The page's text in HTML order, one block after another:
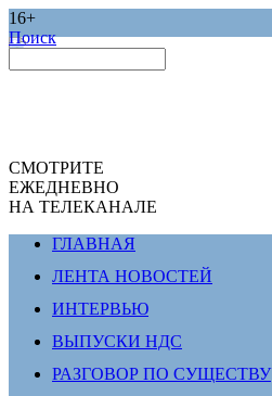
16+
Поиск
СМОТРИТЕ
ЕЖЕДНЕВНО
НА ТЕЛЕКАНАЛЕ
ГЛАВНАЯ
ЛЕНТА НОВОСТЕЙ
ИНТЕРВЬЮ
ВЫПУСКИ НДС
РАЗГОВОР ПО СУЩЕСТВУ